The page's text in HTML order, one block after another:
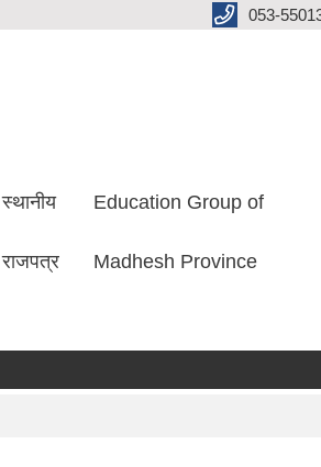
053-
स्थानीय
राजपत्र
Education Group of
Madhesh Province